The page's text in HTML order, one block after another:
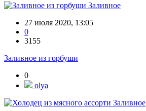
Заливное
27 июля 2020, 13:05
0
3155
Заливное из горбуши
0
olya
Заливное